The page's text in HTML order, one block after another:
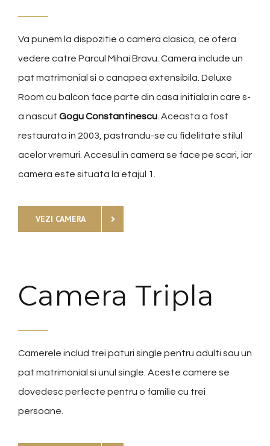
Va punem la dispozitie o camera clasica, ce ofera
vedere catre Parcul Mihai Bravu. Camera include un
pat matrimonial si o canapea extensibila. Deluxe
Room cu balcon face parte din casa initiala in care s-
a nascut Gogu Constantinescu . Aceasta a fost
restaurata in 2003, pastrandu-se cu fidelitate stilul
acelor vremuri. Accesul in camera se face pe scari, iar
camera este situata la etajul 1.
VEZI CAMERA
Camera Tripla
Camerele includ trei paturi single pentru adulti sau un
pat matrimonial si unul single. Aceste camere se
dovedesc perfecte pentru o familie cu trei
persoane.